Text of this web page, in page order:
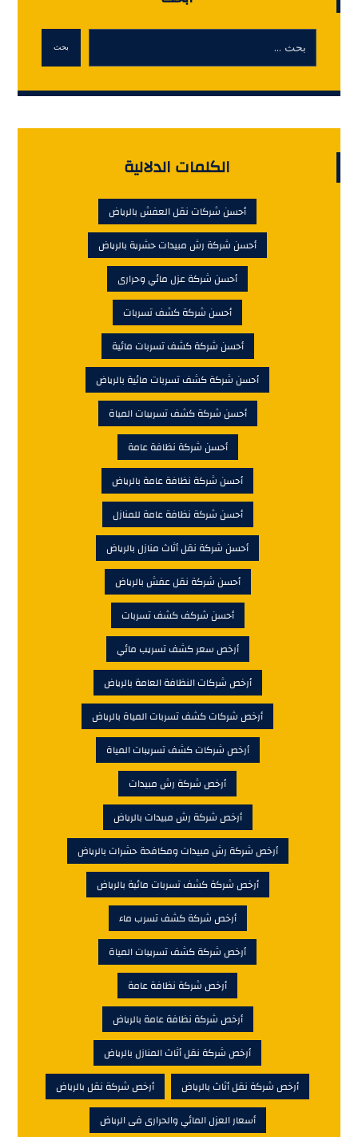
بحث
الكلمات الدلالية
أحسن شركات نقل العفش بالرياض
أحسن شركة رش مبيدات حشرية بالرياض
أحسن شركة عزل مائي وحرارى
أحسن شركة كشف تسربات
أحسن شركة كشف تسربات مائية
أحسن شركة كشف تسربات مائية بالرياض
أحسن شركة كشف تسريبات المياة
أحسن شركة نظافة عامة
أحسن شركة نظافة عامة بالرياض
أحسن شركة نظافة عامة للمنازل
أحسن شركة نقل أثاث منازل بالرياض
أحسن شركة نقل عفش بالرياض
أحسن شركف كشف تسربات
أرخص سعر كشف تسريب مائي
أرخص شركات النظافة العامة بالرياض
أرخص شركات كشف تسربات المياة بالرياض
أرخص شركات كشف تسريبات المياة
أرخص شركة رش مبيدات
أرخص شركة رش مبيدات بالرياض
أرخص شركة رش مبيدات ومكافحة حشرات بالرياض
أرخص شركة كشف تسربات مائية بالرياض
أرخص شركة كشف تسرب ماء
أرخص شركة كشف تسريبات المياة
أرخص شركة نظافة عامة
أرخص شركة نظافة عامة بالرياض
أرخص شركة نقل أثاث المنازل بالرياض
أرخص شركة نقل أثاث بالرياض
أرخص شركة نقل بالرياض
أسعار العزل المائي والحرارى فى الرياض